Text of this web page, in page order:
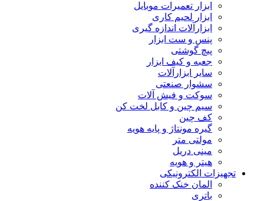
ابزار تعمیرات موبایل
ابزار لحیم کاری
ابزارآلات اندازه گیری
پنس و ست ابزار
پیچ گوشتی
جعبه و کیف ابزار
سایر ابزارآلات
سشوار صنعتی
سوکت و فیش آلات
سیم چین و کابل لخت کن
کف چین
گیره مونتاژ و پایه هویه
مولتی متر
مینی دریل
هیتر و هویه
تجهیزات الکترونیکی
المان خنک کننده
باتری